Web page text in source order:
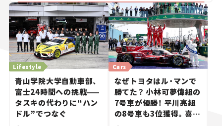
Lifestyle
青山学院大学自動車部、
富士24時間への挑戦——
タスキの代わりに“ハン
ドル”でつなぐ
Cars
なぜトヨタはル・マンで
勝てた？ 小林可夢偉組の
7号車が優勝！ 平川亮組
の8号車も3位獲得。喜び